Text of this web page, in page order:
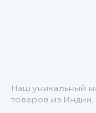
Наш уникальный
товаров из Индии,